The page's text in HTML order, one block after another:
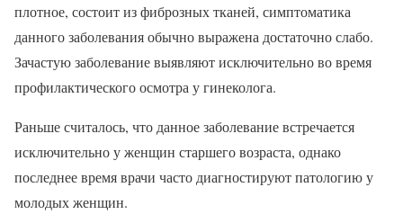
плотное, состоит из фиброзных тканей, симптоматика
данного заболевания обычно выражена достаточно слабо.
Зачастую заболевание выявляют исключительно во время
профилактического осмотра у гинеколога.
Раньше считалось, что данное заболевание встречается
исключительно у женщин старшего возраста, однако
последнее время врачи часто диагностируют патологию у
молодых женщин.